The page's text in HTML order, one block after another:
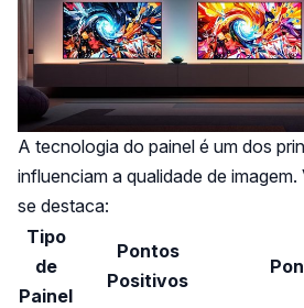
A tecnologia do painel é um dos
influenciam a qualidade de
se destaca:
Tipo
de
Painel
Pontos
Positivos